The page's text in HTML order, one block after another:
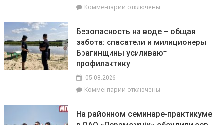
милиции
Комментарии к
на
6
августа:
Овнам
сходить
на
отключены
Безопасность на воде – общая
забота: спасатели и милиционеры
Брагинщины усиливают
профилактику
05.08.2026
Комментарии к
на
отключены
На районном семинаре-практикуме